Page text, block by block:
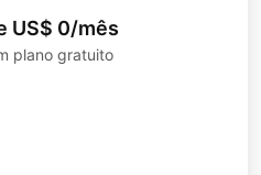
US$ 0/mês
plano gratuito